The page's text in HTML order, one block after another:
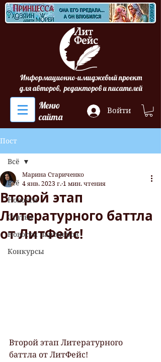
Информационно-имиджевый проект
для авторов, редакторов и писателей
Меню
сайта
Войти
Пост
Всё
Новости
Статьи
Новости партнеров
Конкурсы
Всё
Второй этап
Литературного баттла
от ЛитФейс!
Марина Стариченко
4 янв. 2023 г. 1 мин. чтения
Второй этап Литературного
баттла от ЛитФейс!